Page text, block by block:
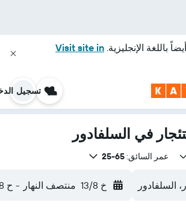
باللغة الإنجليزية. Visit site in
تسجيل
في السلفادور
عمر السائق:65-25
السلفادور خ 13/8 منتصف النهار - ح 16/8